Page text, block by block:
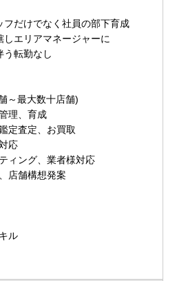
フだけでなく社員の部下育成
しエリアマネージャーに
転勤なし
～最大数十店舗)
理、育成
定査定、お買取
応
ィング、業者様対応
店舗構想発案
ル